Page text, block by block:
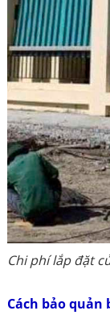
Chi phí lắp đặt
Cách bảo